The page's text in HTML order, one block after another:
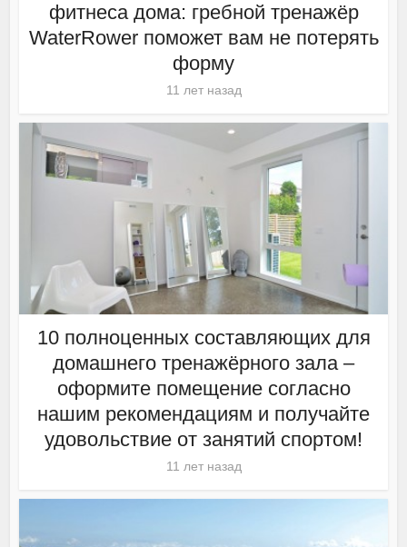
фитнеса дома: гребной тренажёр
WaterRower поможет вам не потерять
форму
11 лет назад
10 полноценных составляющих для
домашнего тренажёрного зала –
оформите помещение согласно
нашим рекомендациям и получайте
удовольствие от занятий спортом!
11 лет назад